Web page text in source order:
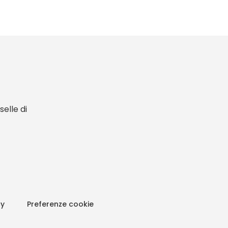
di
Preferenze cookie